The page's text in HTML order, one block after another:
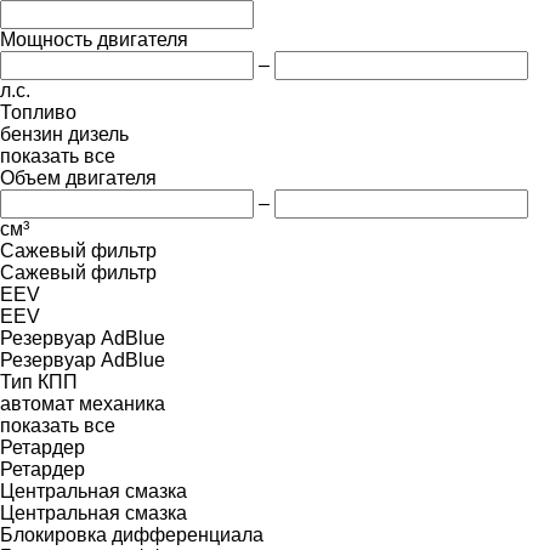
Мощность двигателя
–
л.с.
Топливо
бензин дизель
показать все
Объем двигателя
–
см³
Сажевый фильтр
Сажевый фильтр
EEV
EEV
Резервуар AdBlue
Резервуар AdBlue
Тип КПП
автомат механика
показать все
Ретардер
Ретардер
Центральная смазка
Центральная смазка
Блокировка дифференциала